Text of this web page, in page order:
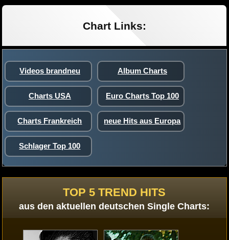
Chart Links:
Videos brandneu Album Charts
Charts USA Euro Charts Top 100
Charts Frankreich neue Hits aus Europa
Schlager Top 100
TOP 5 TREND HITS
aus den aktuellen deutschen Single Charts: